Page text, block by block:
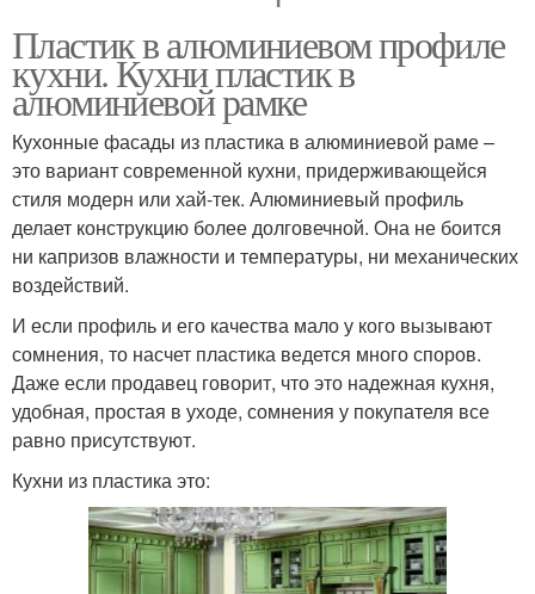
Пластик в алюминиевом профиле
кухни. Кухни пластик в
алюминиевой рамке
Кухонные фасады из пластика в алюминиевой раме –
это вариант современной кухни, придерживающейся
стиля модерн или хай-тек. Алюминиевый профиль
делает конструкцию более долговечной. Она не боится
ни капризов влажности и температуры, ни механических
воздействий.
И если профиль и его качества мало у кого вызывают
сомнения, то насчет пластика ведется много споров.
Даже если продавец говорит, что это надежная кухня,
удобная, простая в уходе, сомнения у покупателя все
равно присутствуют.
Кухни из пластика это: